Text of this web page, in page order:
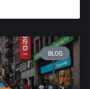
BLOG